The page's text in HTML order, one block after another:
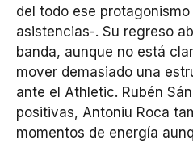
del todo ese
asistencias-. Su regreso
banda, aunque no está
mover demasiado una
ante el Athletic. Rubén
positivas, Antoniu Roca
momentos de energía